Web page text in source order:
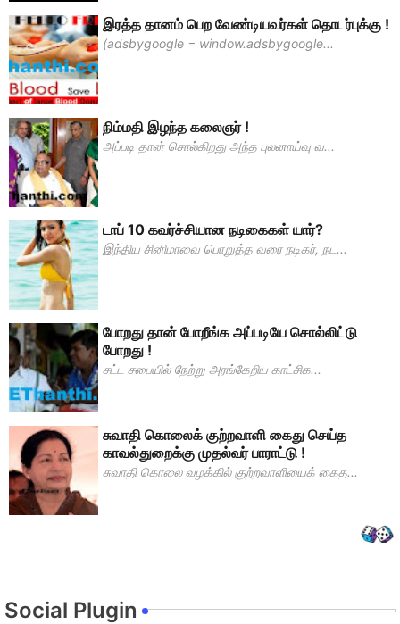
இரத்த தானம் பெற வேண்டியவர்கள் தொடர்புக்கு !
(adsbygoogle = window.adsbygoogle...
நிம்மதி இழந்த கலைஞர் !
அப்படி தான் சொல்கிறது அந்த புலனாய்வு வ...
டாப் 10 கவர்ச்சியான நடிகைகள் யார்?
இந்திய சினிமாவை பொறுத்த வரை நடிகர், நட...
போறது தான் போறீங்க அப்படியே சொல்லிட்டு
போறது !
சட்ட சபையில் நேற்று அரங்கேறிய காட்சிக...
சுவாதி கொலைக் குற்றவாளி கைது செய்த
காவல்துறைக்கு முதல்வர் பாராட்டு !
சுவாதி கொலை வழக்கில் குற்றவாளியைக் கைத...
Social Plugin